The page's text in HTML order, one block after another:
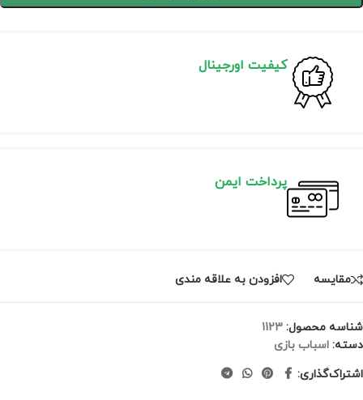
کیفیت اورجینال
پرداخت ایمن
مقايسه افزودن به علاقه مندی
شناسه محصول: 1123
دسته: اسباب بازی
اشتراک‌گذاری: